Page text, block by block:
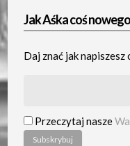
Jak Aśka coś
Daj znać jak napiszesz
Przeczytaj nasze